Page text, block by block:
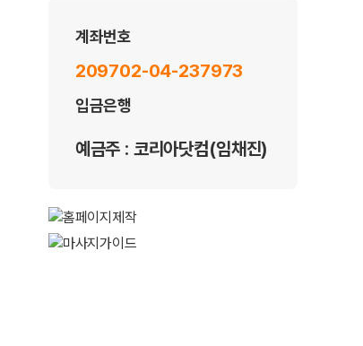
계좌번호
209702-04-237973
입금은행
예금주 : 코리아닷컴(임채진)